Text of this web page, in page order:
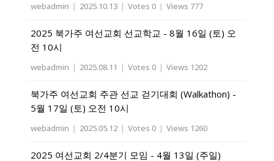
webadmin | 2025.10.13 | Votes 0 | Views 777
2025 북가주 여선교회 선교학교 - 8월 16일 (토) 오
전 10시
webadmin | 2025.08.11 | Votes 0 | Views 1202
북가주 여선교회 주관 선교 걷기대회 (Walkathon) -
5월 17일 (토) 오전 10시
webadmin | 2025.05.12 | Votes 0 | Views 1260
2025 여선교회 2/4분기 모임 - 4월 13일 (주일)